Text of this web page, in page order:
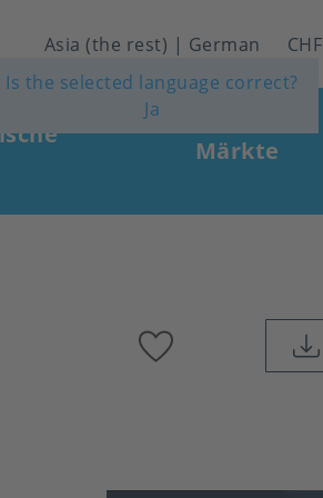
Asia (the rest) | German
Is the selected language correct?
Ja
CHF
Märkte